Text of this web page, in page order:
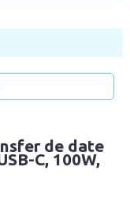
de date
C, 100W,